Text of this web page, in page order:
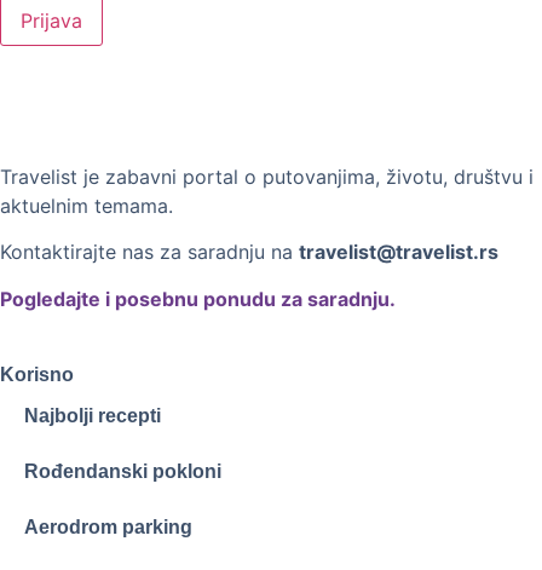
Prijava
Travelist je zabavni portal o putovanjima, životu, društvu i
aktuelnim temama.
Kontaktirajte nas za saradnju na travelist@travelist.rs
Pogledajte i posebnu ponudu za saradnju.
Korisno
Najbolji recepti
Rođendanski pokloni
Aerodrom parking